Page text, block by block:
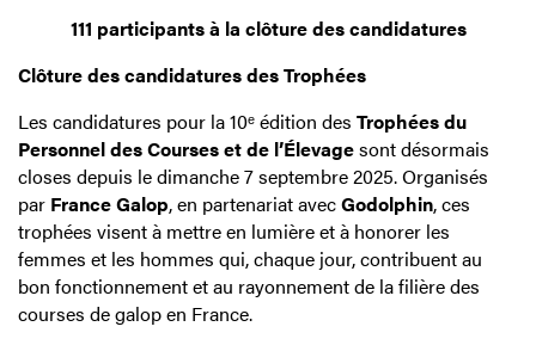
111 participants à la clôture des candidatures
Clôture des candidatures des Trophées
Les candidatures pour la 10ᵉ édition des Trophées du
Personnel des Courses et de l’Élevagesont désormais
closes depuis le dimanche 7 septembre 2025. Organisés
par France Galop, en partenariat avecGodolphin, ces
trophées visent à mettre en lumière et à honorer les
femmes et les hommes qui, chaque jour, contribuent au
bon fonctionnement et au rayonnement de la filière des
courses de galop en France.